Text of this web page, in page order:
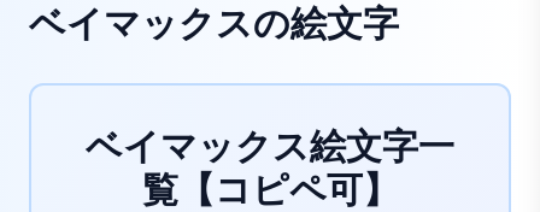
ベイマックスの絵文字
ベイマックス絵文字一
覧【コピペ可】